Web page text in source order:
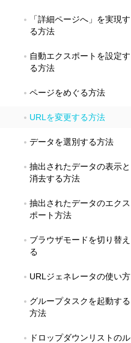
「詳細ページへ」を実現す
る方法
自動エクスポートを設定す
る方法
ページをめぐる方法
URLを変更する方法
データを選別する方法
抽出されたデータの表示と
消去する方法
抽出されたデータのエクス
ポート方法
ブラウザモードを切り替え
る
URLジェネレータの使い方
グループタスクを起動する
方法
ドロップダウンリストのル